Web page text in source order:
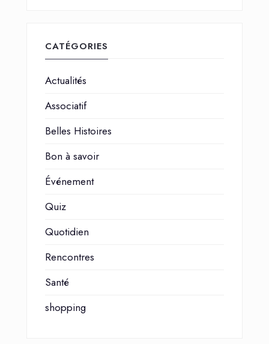
CATÉGORIES
Actualités
Associatif
Belles Histoires
Bon à savoir
Événement
Quiz
Quotidien
Rencontres
Santé
shopping